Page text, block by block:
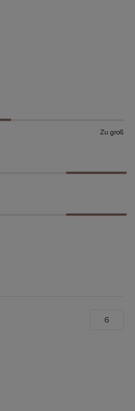
Zu groß
6